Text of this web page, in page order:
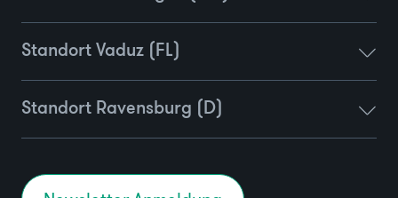
Standort Vaduz (FL)
Standort Ravensburg (D)